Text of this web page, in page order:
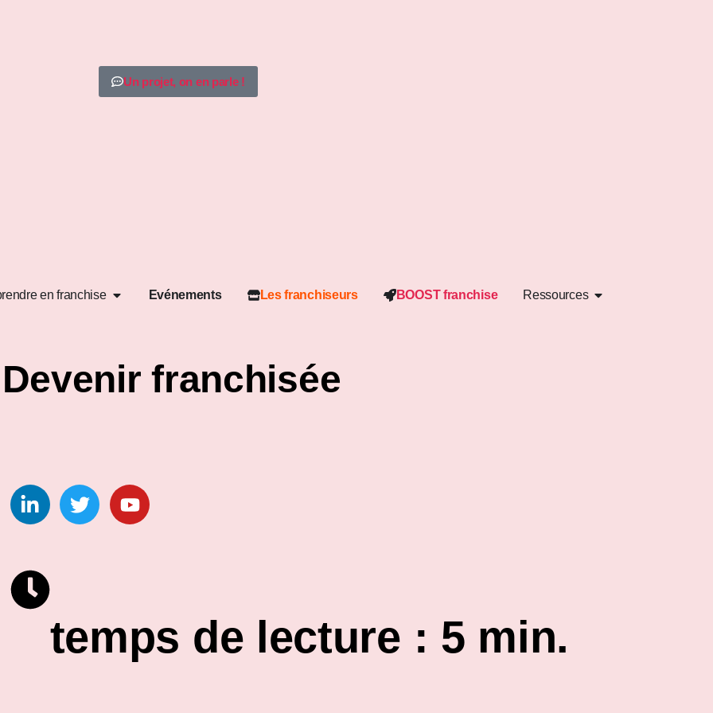
Un projet, on en parle !
en franchise Evénements Les franchiseurs BOOST franchise Ressources
Devenir franchisée
temps de lecture : 5 min.